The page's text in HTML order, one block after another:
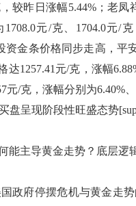
较昨日涨幅5.44%；老凤
元/克、1704.0元/
资金条价格同步走高，平
达1257.41元/克，涨幅
元/克，涨幅分别为6.40%
盘呈现阶段性旺盛态势
主导黄金走势？底层逻
府停摆危机与黄金走势